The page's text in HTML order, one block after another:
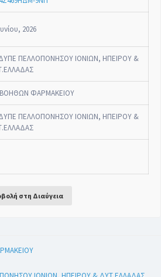
2026
ΠΕΛΛΟΠΟΝΗΣΟΥ ΙΟΝΙΩΝ, ΗΠΕΙΡΟΥ &
ΦΑΡΜΑΚΕΙΟΥ
ΠΕΛΛΟΠΟΝΗΣΟΥ ΙΟΝΙΩΝ, ΗΠΕΙΡΟΥ &
στη Διαύγεια